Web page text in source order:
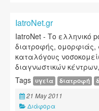
IatroNet.gr
IatroNet - Το ελληνικό
διατροφής, ομορφιάς,
καταλόγους
διαγνωστικών
Tags υγεία διατροφή
21 May 2011
Διάφορα